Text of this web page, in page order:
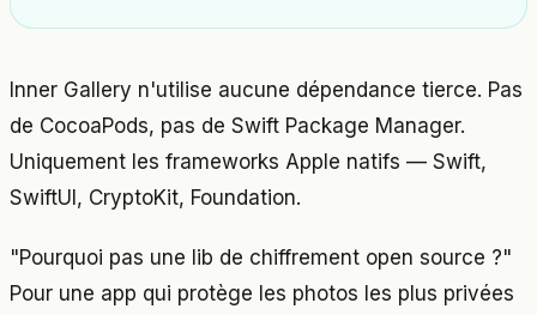
Inner Gallery n'utilise aucune dépendance tierce. Pas
de CocoaPods, pas de Swift Package Manager.
Uniquement les frameworks Apple natifs — Swift,
SwiftUI, CryptoKit, Foundation.
"Pourquoi pas une lib de chiffrement open source ?"
Pour une app qui protège les photos les plus privées